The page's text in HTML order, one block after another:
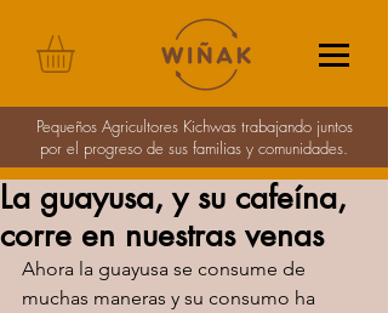
Pequeños Agricultores Kichwas trabajando juntos
por el progreso de sus familias y comunidades.
La guayusa, y su cafeína,
corre en nuestras venas
Ahora la guayusa se consume de
muchas maneras y su consumo ha